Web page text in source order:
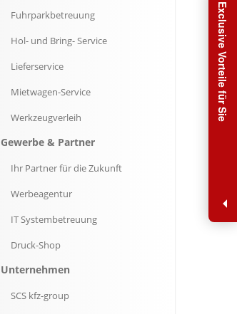
Exclusive Vorteile für Sie
Fuhrparkbetreuung
Hol- und Bring- Service
Lieferservice
Mietwagen-Service
Werkzeugverleih
Gewerbe & Partner
Ihr Partner für die Zukunft
Werbeagentur
ITSystembetreuung
Druck-Shop
Unternehmen
SCS kfz-group